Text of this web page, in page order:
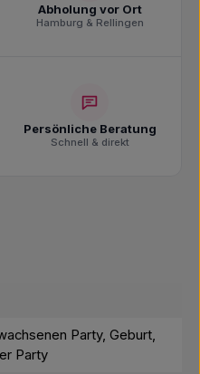
Abholung vor Ort
Hamburg & Rellingen
Persönliche Beratung
Schnell & direkt
Party, Geburt,
Party